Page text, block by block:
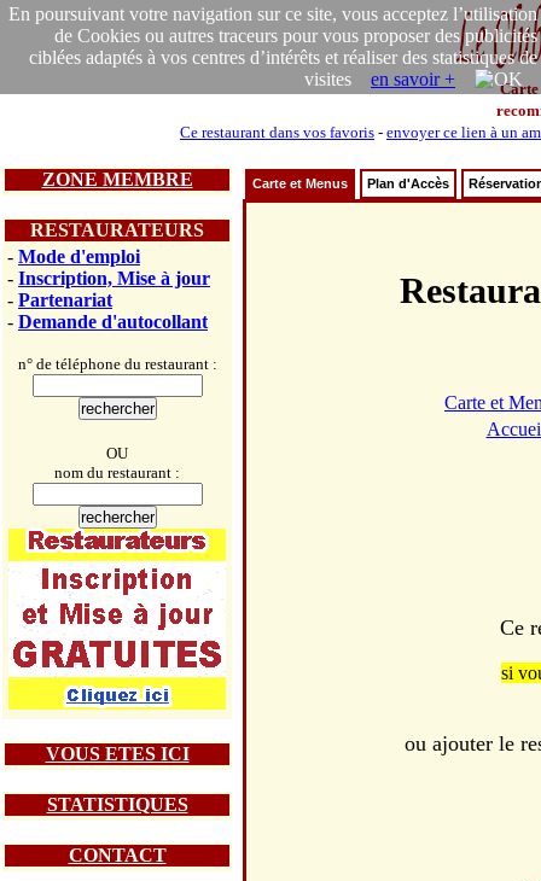
En poursuivant votre navigation sur ce site, vous acceptez l’utilisation
de Cookies ou autres traceurs pour vous proposer des publicités
ciblées adaptés à vos centres d’intérêts et réaliser des statistiques de
visites en savoir +
Carte
Ce restaurant dans vos favoris - envoyer ce lien à un
ZONE MEMBRE
RESTAURATEURS
- Mode d'emploi
- Inscription, Mise à jour
- Partenariat
- Demande d'autocollant
n° de téléphone du restaurant :
OU
nom du restaurant :
VOUS ETES ICI
STATISTIQUES
CONTACT
Carte et Menus Plan d'Accès
Carte et
Ce
si
ou ajouter le